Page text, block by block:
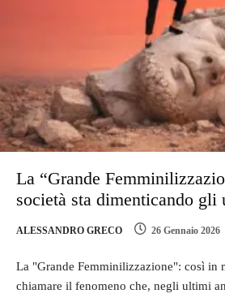
La “Grande
società sta dimenticando gli
ALESSANDRO GRECO 26 Gennaio 2026
La "Grande Femminilizzazione": così in
chiamare il fenomeno che, negli ultimi